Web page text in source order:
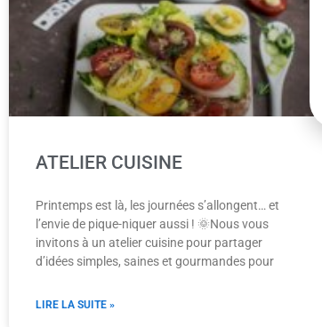
ATELIER CUISINE
Printemps est là, les journées s’allongent… et
l’envie de pique-niquer aussi ! 🌞Nous vous
invitons à un atelier cuisine pour partager
d’idées simples, saines et gourmandes pour
LIRE LA SUITE »